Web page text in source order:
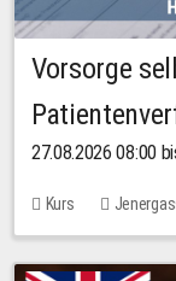
Vorsorge
27.08.2026 08:00
Kurs
Keine freien Plätze